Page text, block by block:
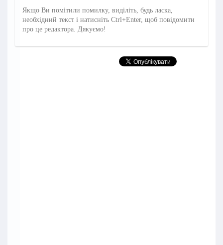
Якщо Ви помітили помилку, виділіть, будь ласка,
необхідний текст і натисніть Ctrl+Enter, щоб повідомити
про це редактора. Дякуємо!